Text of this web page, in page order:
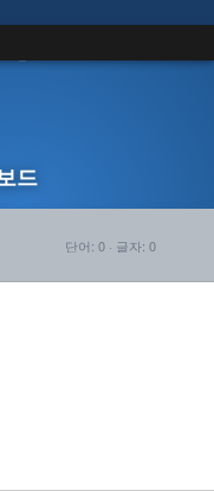
드
단어: 0 · 글자: 0